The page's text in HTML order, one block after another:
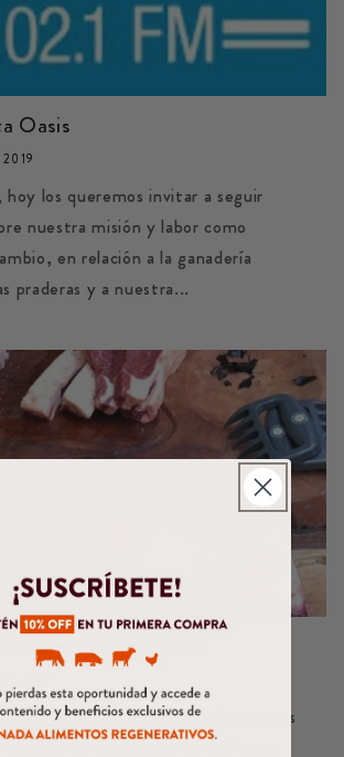
Oasis
hoy los queremos invitar a seguir
nuestra misión y labor como
en relación a la ganadería
praderas y a nuestra...
un 18 Sustentable
2019
esperamos que ya estén afinando los
celebraciones de fiestas